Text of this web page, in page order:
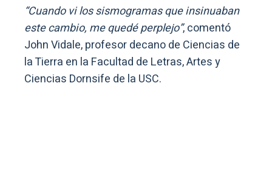
“Cuando vi los sismogramas que insinuaban
este cambio, me quedé perplejo”, comentó
John Vidale, profesor decano de Ciencias de
la Tierra en la Facultad de Letras, Artes y
Ciencias Dornsife de la USC.